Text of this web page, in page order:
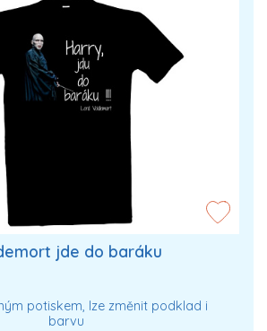
jde do baráku
potiskem, lze změnit podklad i
barvu